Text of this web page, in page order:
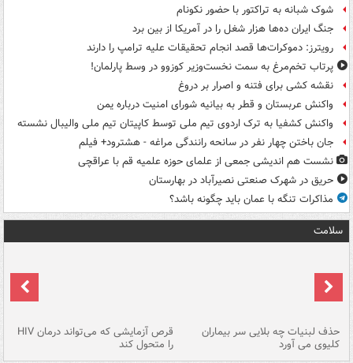
شوک شبانه به تراکتور با حضور نکونام
جنگ ایران ده‌ها هزار شغل را در آمریکا از بین برد
رویترز: دموکرات‌ها قصد انجام تحقیقات علیه ترامپ را دارند
پرتاب تخم‌مرغ به سمت نخست‌وزیر کوزوو در وسط پارلمان!
نقشه کشی برای فتنه و اصرار بر دروغ
واکنش عربستان و قطر به بیانیه شورای امنیت درباره یمن
واکنش کشفیا به ترک اردوی تیم ملی توسط کاپیتان تیم ملی والیبال نشسته
جان باختن چهار نفر در سانحه رانندگی مراغه - هشترود+ فیلم
نشست هم اندیشی جمعی از علمای حوزه علمیه قم با عراقچی
حریق در شهرک صنعتی نصیرآباد در بهارستان
مذاکرات تنگه با عمان باید چگونه باشد؟
سلامت
حذف لبنیات چه بلایی سر بیماران
کلیوی می آورد
قرص آزمایشی که می‌تواند درمان HIV
را متحول کند